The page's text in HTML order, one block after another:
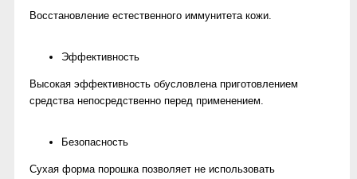
Восстановление естественного иммунитета кожи.
Эффективность
Высокая эффективность обусловлена приготовлением
средства непосредственно перед применением.
Безопасность
Сухая форма порошка позволяет не использовать